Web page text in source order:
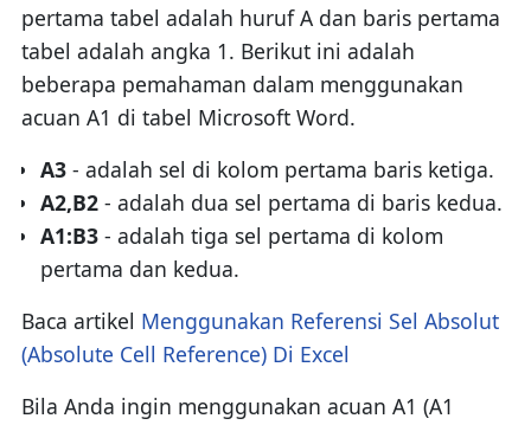
pertama tabel adalah huruf A dan baris pertama
tabel adalah angka 1. Berikut ini adalah
beberapa pemahaman dalam menggunakan
acuan A1 di tabel Microsoft Word.
A3- adalah sel di kolom pertama baris ketiga.
A2,B2- adalah dua sel pertama di baris kedua.
A1:B3- adalah tiga sel pertama di kolom
pertama dan kedua.
Baca artikel Menggunakan Referensi Sel Absolut
(Absolute Cell Reference) Di Excel
Bila Anda ingin menggunakan acuan A1 (A1